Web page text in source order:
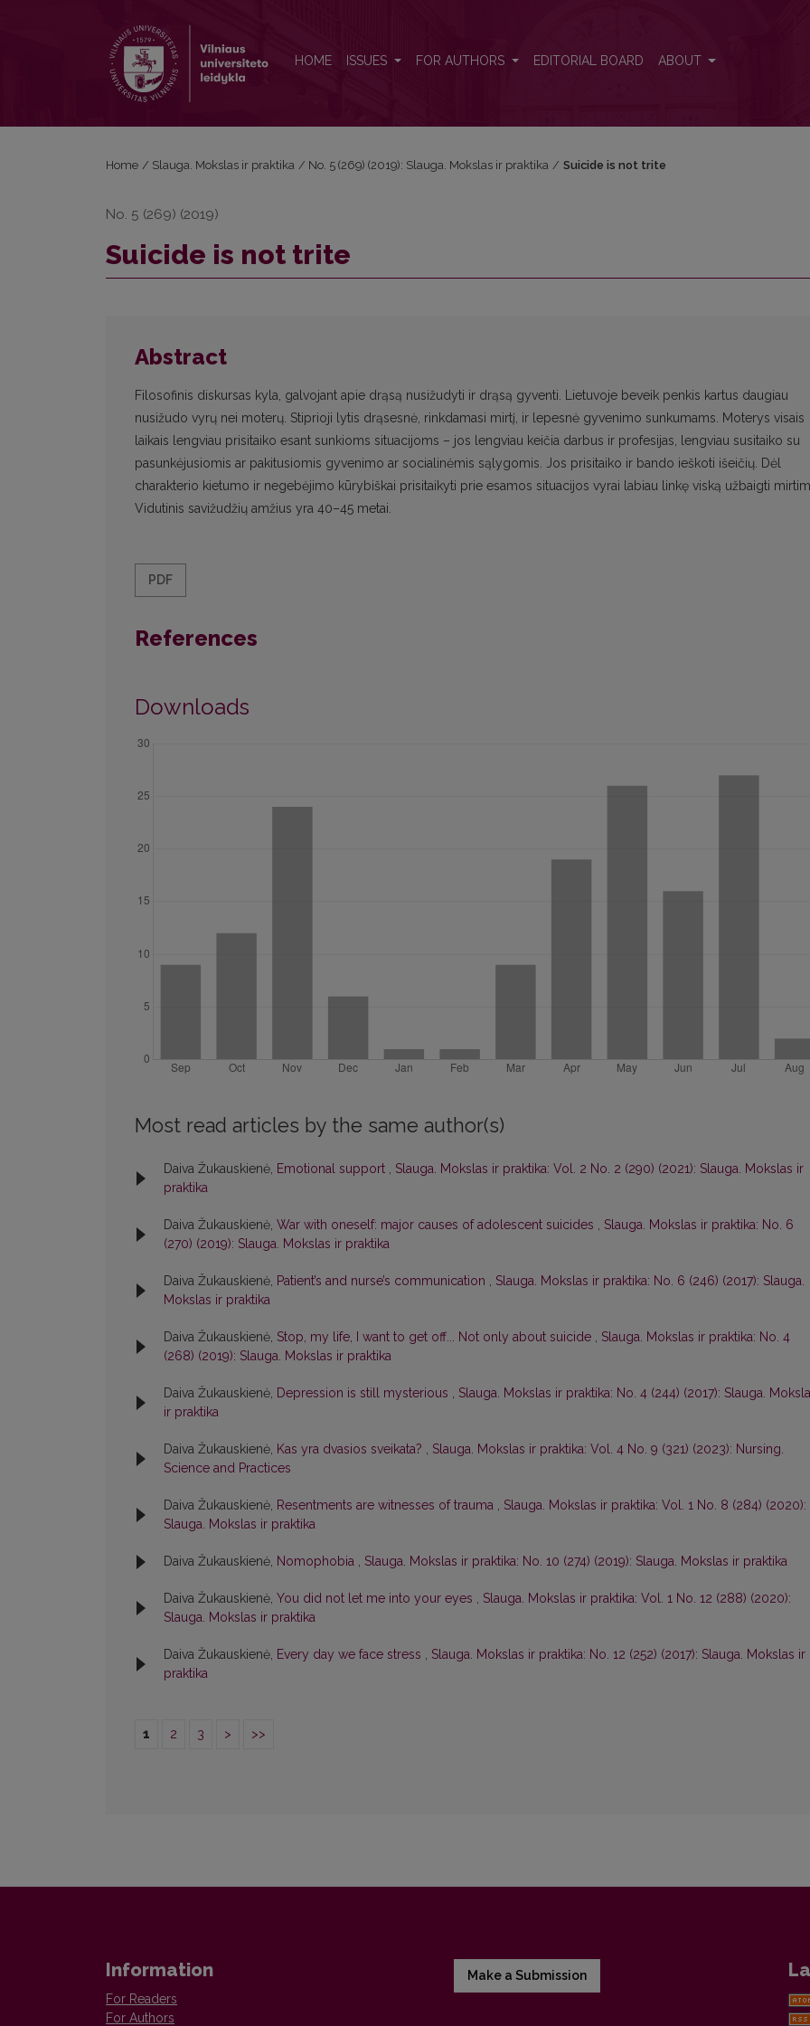
HOME ISSUES FOR AUTHORS EDITORIAL BOARD ABOUT
Home / Slauga. Mokslas ir praktika / No. 5 (269) (2019): Slauga. Mokslas ir praktika / Suicide is not trite
No. 5 (269) (2019)
Suicide is not trite
Abstract
Filosofinis diskursas kyla, galvojant apie drąsą nusižudyti ir drąsą gyventi. Lietuvoje beveik penkis kartus daugiau
nusižudo vyrų nei moterų. Stiprioji lytis drąsesnė, rinkdamasi mirtį, ir lepesnė gyvenimo sunkumams. Moterys visais
laikais lengviau prisitaiko esant sunkioms situacijoms – jos lengviau keičia darbus ir profesijas, lengviau susitaiko su
pasunkėjusiomis ar pakitusiomis gyvenimo ar socialinėmis sąlygomis. Jos prisitaiko ir bando ieškoti išeičių. Dėl
charakterio kietumo ir negebėjimo kūrybiškai prisitaikyti prie esamos situacijos vyrai labiau linkę viską užbaigti
Vidutinis savižudžių amžius yra 40–45 metai.
PDF
References
Downloads
Most read articles by the same author(s)
Daiva Žukauskienė, Emotional support , Slauga. Mokslas ir praktika: Vol. 2 No. 2 (290) (2021): Slauga. Mokslas ir
praktika
Daiva Žukauskienė, War with oneself: major causes of adolescent suicides , Slauga. Mokslas ir praktika: No. 6
(270) (2019): Slauga. Mokslas ir praktika
Daiva Žukauskienė, Patient’s and nurse’s communication , Slauga. Mokslas ir praktika: No. 6 (246) (2017): Slauga.
Mokslas ir praktika
Daiva Žukauskienė, Stop, my life, I want to get off... Not only about suicide , Slauga. Mokslas ir praktika: No. 4
(268) (2019): Slauga. Mokslas ir praktika
Daiva Žukauskienė, Depression is still mysterious , Slauga. Mokslas ir praktika: No. 4 (244) (2017): Slauga.
ir praktika
Daiva Žukauskienė, Kas yra dvasios sveikata? , Slauga. Mokslas ir praktika: Vol. 4 No. 9 (321) (2023): Nursing.
Science and Practices
Daiva Žukauskienė, Resentments are witnesses of trauma , Slauga. Mokslas ir praktika: Vol. 1 No. 8 (284) (2020):
Slauga. Mokslas ir praktika
Daiva Žukauskienė, Nomophobia , Slauga. Mokslas ir praktika: No. 10 (274) (2019): Slauga. Mokslas ir praktika
Daiva Žukauskienė, You did not let me into your eyes , Slauga. Mokslas ir praktika: Vol. 1 No. 12 (288) (2020):
Slauga. Mokslas ir praktika
Daiva Žukauskienė, Every day we face stress , Slauga. Mokslas ir praktika: No. 12 (252) (2017): Slauga. Mokslas ir
praktika
1 2 3 > >>
Information
For Readers
For Authors
Make a Submission